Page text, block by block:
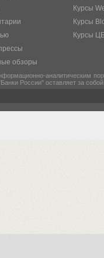
обзоры
Курсы
Курсы
Курсы
аналитическим
России" оставляет за